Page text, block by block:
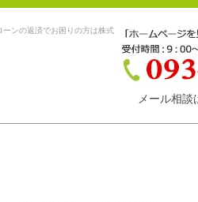
ンの返済でお困りの方は株式
メール相談